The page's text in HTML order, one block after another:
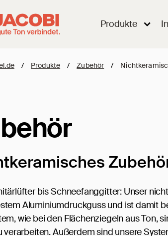
Produkte
/ Produkte / Zubehör /
bis Schneefanggitter: Unser
Aluminiumdruckguss und ist damit
wie bei den Flächenziegeln aus Ton,
verarbeiten. Außerdem sind unsere